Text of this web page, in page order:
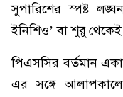
সুপারিশের স্পষ্ট
ইনিশিও’ বা শুরু
পিএসসির বর্তমান
এর সঙ্গে